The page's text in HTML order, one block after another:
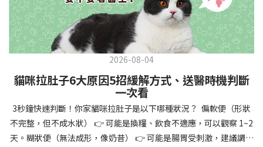
建立一種共同語言，幫助你和幼犬更好地理解彼此。當幼犬學會回
應你的指令，不只增加了互動機會，也建立了主人作為領導者的地
位。正向獎勵式訓練更能培養幼犬對你的信任感，強化情感連結，
創造更和諧的相處模式。培養社交技能與適應能力及早接觸各種環
境和刺激，能幫助幼犬成長為自信穩定的成犬。適當的社會化訓練
讓牠們學會如何與其他狗狗、動物和人類和平相處，減少恐懼或攻
擊行為。這種適應能力使幼犬未來能從容面對獸醫檢查、美容
salon、寄宿或旅行等各種情境，大大提升生活品質。 訓練幼犬不只
是教會指令，更是塑造性格和習慣的過程！ 透過耐心且一致的訓
練，你不僅能擁有一隻聽話的好狗狗，更能建立起相互尊重的終身
2026-08-04
貓咪拉肚子6大原因5招緩解方式、送醫時機判斷
一次看
3秒鐘快速判斷！你家貓咪拉肚子是以下哪種狀況？ 偏軟便（形狀
不完整，但不成水狀） 👉 可能是換糧、飲食不適應，可以觀察 1~2
天。糊狀便（無法成形，像奶昔） 👉 可能是腸胃受刺激，建議調整